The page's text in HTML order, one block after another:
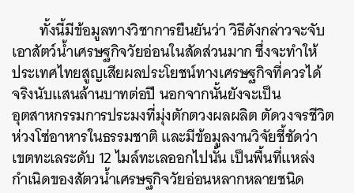
ทั้งนี้มีข้อมูลทางวิชาการยืนยันว่า วิธีดังกล่าวจะจับ
เอาสัตว์น้ำเศรษฐกิจวัยอ่อนในสัดส่วนมาก ซึ่งจะทำให้
ประเทศไทยสูญเสียผลประโยชน์ทางเศรษฐกิจที่ควรได้
จริงนับแสนล้านบาทต่อปี นอกจากนั้นยังจะเป็น
อุตสาหกรรมการประมงที่มุ่งตักตวงผลผลิต ตัดวงจรชีวิต
ห่วงโซ่อาหารในธรรมชาติ และมีข้อมูลงานวิจัยชี้ชัดว่า
เขตทะเลระดับ 12 ไมล์ทะเลออกไปนั้น เป็นพื้นที่แหล่ง
กำเนิดของสัตวน้ำเศรษฐกิจวัยอ่อนหลากหลายชนิด